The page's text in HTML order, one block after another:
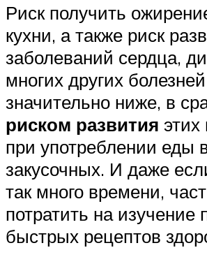
Риск получить
кухни, а также риск
заболеваний сердца,
многих других болезней
значительно ниже, в
риском развития этих
при употреблении еды
закусочных. И даже
так много времени,
потратить на изучение
быстрых рецептов